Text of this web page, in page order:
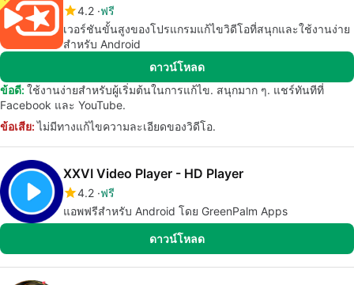
4.2 ฟรี
เวอร์ชันขั้นสูงของโปรแกรมแก้ไขวิดีโอที่สนุกและใช้งานง่าย
สำหรับ Android
ดาวน์โหลด
ข้อดี: ใช้งานง่ายสำหรับผู้เริ่มต้นในการแก้ไข. สนุกมาก ๆ. แชร์ทันทีที่
Facebook และ YouTube.
ข้อเสีย:ไม่มีทางแก้ไขความละเอียดของวิดีโอ.
XXVI Video Player - HD Player
4.2 ฟรี
แอพฟรีสำหรับ Android โดย GreenPalm Apps
ดาวน์โหลด